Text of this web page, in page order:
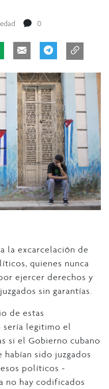
0
la excarcelación de
quienes nunca
ejercer derechos y
sin garantías.
de estas
sería legitimo el
si el Gobierno cubano
sido juzgados
políticos -
no hay codificados